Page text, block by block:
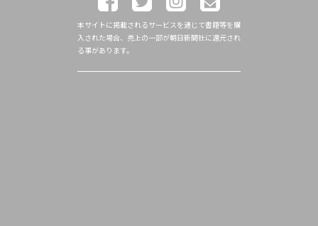
本サイトに掲載されるサービスを通じて書籍等を購
入された場合、売上の一部が朝日新聞社に還元され
る事があります。